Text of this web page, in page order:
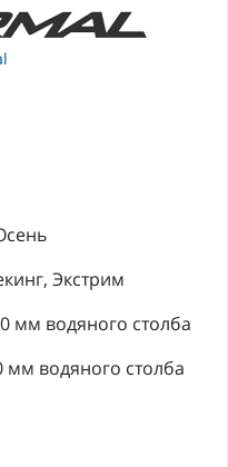
Экстрим
мм водяного столба
мм водяного столба